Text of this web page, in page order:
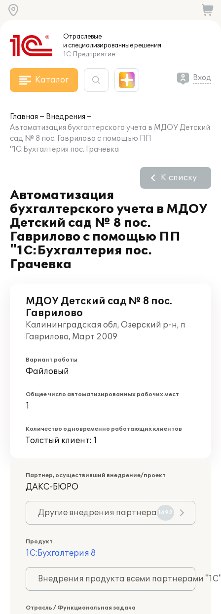
Отраслевые
и специализированныерешения
1С:Предприятие
Каталог Вход
Главная
Внедрения
Автоматизация бухгалтерского учета в МДОУ Детский
сад № 8 пос. Гаврилово с помощью ПП
"1С:Бухгалтерия пос. Грачевка
Автоматизация
бухгалтерского учета в МДОУ
Детский сад № 8 пос.
Гаврилово с помощью ПП
"1С:Бухгалтерия пос.
Грачевка
К списку
МДОУ Детский сад № 8 пос.
Гаврилово
Калининградская обл, Озерский р-н, п
Гаврилово, Март 2009
Вариант работы
Файловый
Общее число автоматизированных рабочих мест
1
Количество одновременно работающих клиентов
Толстый клиент: 1
Партнер, осуществивший внедрение/проект
ДАКС-БЮРО
Другие внедрения партнера 1692
Продукт
1С:Бухгалтерия 8
Внедрения продукта всеми партнерами
Отрасль / Функциональная задача